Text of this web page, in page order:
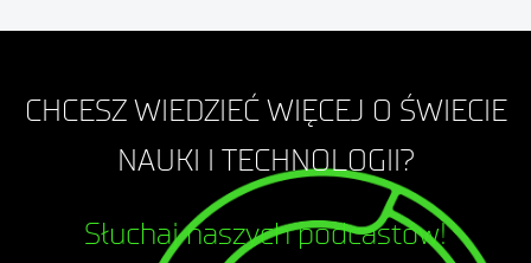
CHCESZ WIEDZIEĆ WIĘCEJ O ŚWIECIE
NAUKI I TECHNOLOGII?
Słuchaj naszych podcastów!